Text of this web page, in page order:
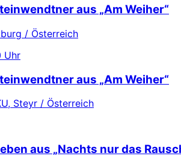
aus „Am Weiher“
/ Österreich
Uhr
aus „Am Weiher“
Steyr / Österreich
aus „Nachts nur das